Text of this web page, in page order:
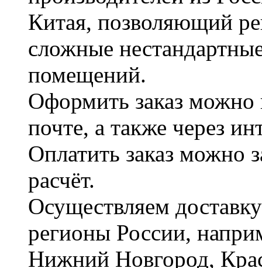
Китая, позволяющий
сложные
помещений.
Оформить заказ можно
почте, а также через
Оплатить заказ можно
расчёт.
Осуществляем
регионы России,
Нижний Новгород,